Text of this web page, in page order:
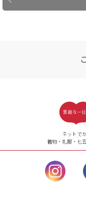
【ご注文（インターネッ
24時間年中無休
【お問い合わせ窓口（メ
ル）】10:00~17:00
土曜日、日曜
時休業日を除く。
営業時間外に
ネットで
着物・礼服・七